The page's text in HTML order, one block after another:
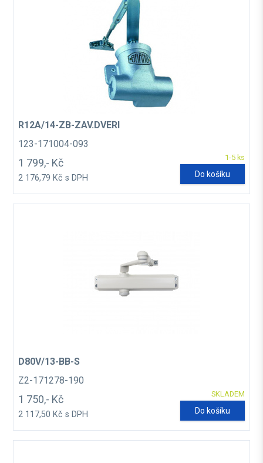
R12A/14-ZB-ZAV.DVERI
123-171004-093
1-5 ks
1 799,- Kč
2 176,79 Kč s DPH Do košíku
D80V/13-BB-S
Z2-171278-190
SKLADEM
1 750,- Kč
2 117,50 Kč s DPH Do košíku